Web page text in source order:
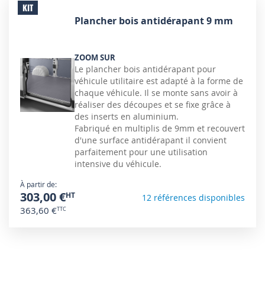
KIT
Plancher bois antidérapant 9 mm
ZOOM SUR
Le plancher bois antidérapant pour
véhicule utilitaire est adapté à la forme de
chaque véhicule. Il se monte sans avoir à
réaliser des découpes et se fixe grâce à
des inserts en aluminium.
Fabriqué en multiplis de 9mm et recouvert
d'une surface antidérapant il convient
parfaitement pour une utilisation
intensive du véhicule.
À partir de
303,00 €
363,60 €
12 références disponibles